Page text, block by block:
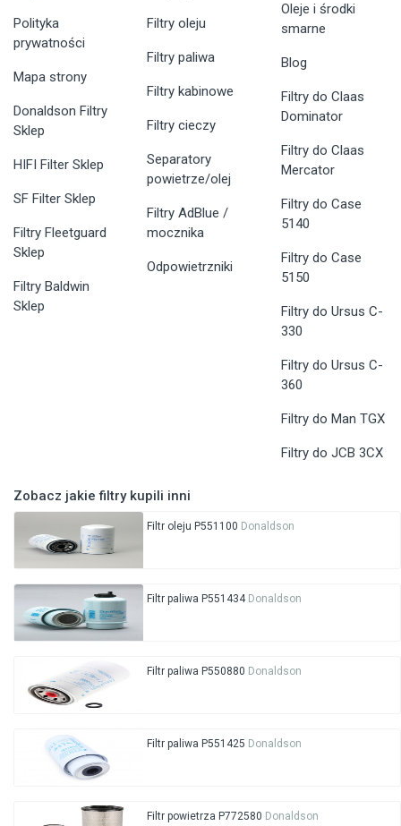
Polityka
prywatności
Mapa strony
Donaldson Filtry
Sklep
HIFI Filter Sklep
SF Filter Sklep
Filtry Fleetguard
Sklep
Filtry Baldwin
Sklep
Filtry oleju
Filtry paliwa
Filtry kabinowe
Filtry cieczy
Separatory
powietrze/olej
Filtry AdBlue /
mocznika
Odpowietrzniki
Oleje i środki
smarne
Blog
Filtry do Claas
Dominator
Filtry do Claas
Mercator
Filtry do Case
5140
Filtry do Case
5150
Filtry do Ursus C-
330
Filtry do Ursus C-
360
Filtry do Man TGX
Filtry do JCB 3CX
Zobacz jakie filtry kupili inni
Filtr oleju P551100 Donaldson
Filtr paliwa P551434 Donaldson
Filtr paliwa P550880 Donaldson
Filtr paliwa P551425 Donaldson
Filtr powietrza P772580 Donaldson